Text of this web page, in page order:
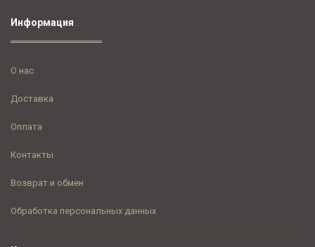
Информация
О нас
Доставка
Оплата
Контакты
Возврат и обмен
Обработка персональных данных